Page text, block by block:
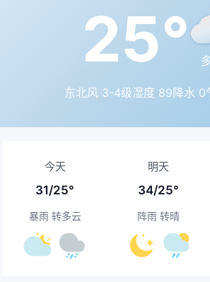
25°
东北风 3-4级湿度 89降水 0
今天
31/25°
暴雨 转多云
明天
34/25°
阵雨 转晴